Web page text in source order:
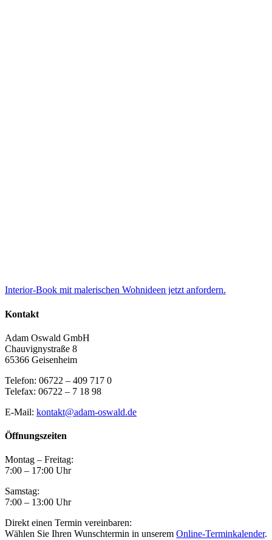
Interior-Book mit malerischen Wohnideen jetzt anfordern.
Kontakt
Adam Oswald GmbH
Chauvignystraße 8
65366 Geisenheim
Telefon: 06722 – 409 717 0
Telefax: 06722 – 7 18 98
E-Mail: kontakt@adam-oswald.de
Öffnungszeiten
Montag – Freitag:
7:00 – 17:00 Uhr
Samstag:
7:00 – 13:00 Uhr
Direkt einen Termin vereinbaren:
Wählen Sie Ihren Wunschtermin in unserem Online-Terminkalender.